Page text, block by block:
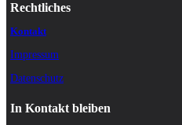
Rechtliches
Kontakt
Impressum
Datenschutz
In Kontakt bleiben